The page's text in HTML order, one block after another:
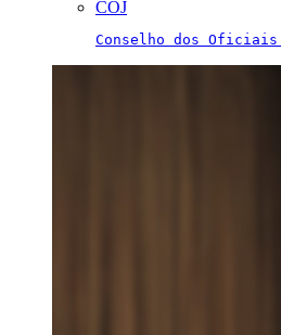
COJ
Conselho dos